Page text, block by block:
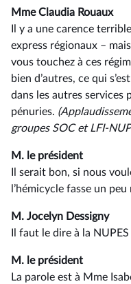
Mme Claudia Rouaux
Il y a une carence
express régionaux –
vous touchez à ces
bien d’autres, ce qui
dans les autres services
pénuries.
groupes SOC et LFI-
M. le président
Il serait bon, si nous
l’hémicycle fasse un
M. Jocelyn Dessigny
Il faut le dire à la NUPES
M. le président
La parole est à Mme